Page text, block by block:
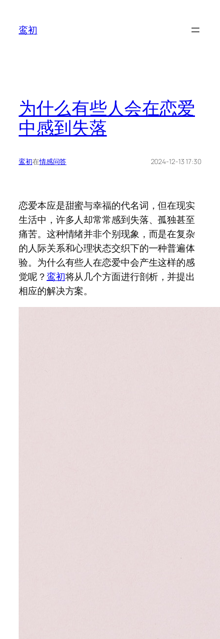
鸾初
为什么有些人会在恋爱
中感到失落
鸾初在情感问答 2024-12-13 17:30
恋爱本应是甜蜜与幸福的代名词，但在现实
生活中，许多人却常常感到失落、孤独甚至
痛苦。这种情绪并非个别现象，而是在复杂
的人际关系和心理状态交织下的一种普遍体
验。为什么有些人在恋爱中会产生这样的感
觉呢？鸾初将从几个方面进行剖析，并提出
相应的解决方案。